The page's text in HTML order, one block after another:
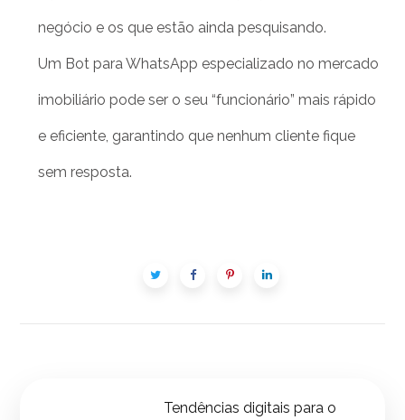
negócio e os que estão ainda pesquisando.
Um Bot para WhatsApp especializado no mercado
imobiliário pode ser o seu “funcionário” mais rápido
e eficiente, garantindo que nenhum cliente fique
sem resposta.
Tendências digitais para o